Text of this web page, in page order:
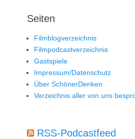
Seiten
Filmblogverzeichnis
Filmpodcastverzeichnis
Gastspiele
Impressum/Datenschutz
Über SchönerDenken
Verzeichnis aller von uns
RSS-Podcastfeed